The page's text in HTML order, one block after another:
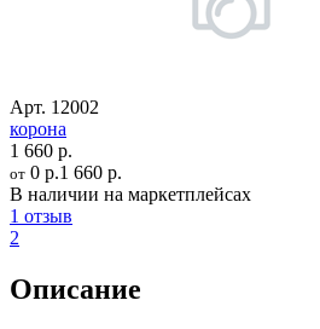
Арт. 12002
корона
1 660 р.
от 0 р.1 660 р.
В наличии на маркетплейсах
1 отзыв
2
Описание